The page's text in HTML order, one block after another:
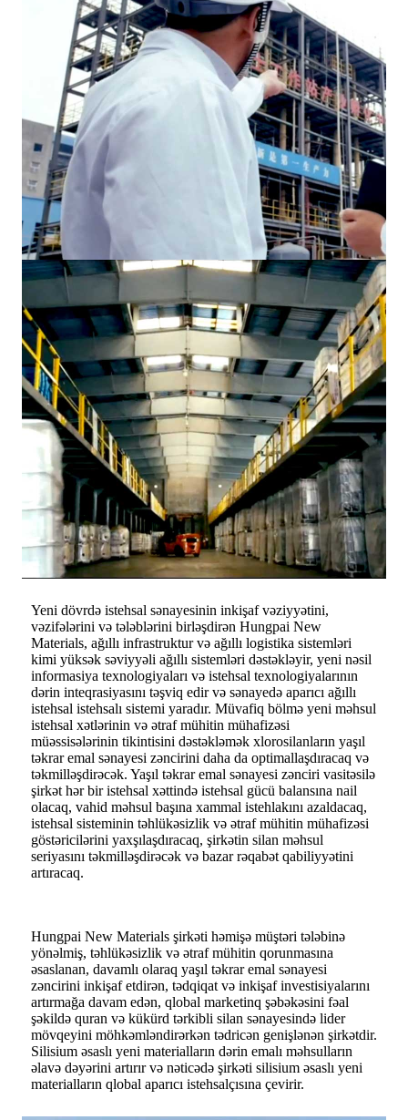
Yeni dövrdə istehsal sənayesinin inkişaf vəziyyətini,
vəzifələrini və tələblərini birləşdirən Hungpai New
Materials, ağıllı infrastruktur və ağıllı logistika sistemləri
kimi yüksək səviyyəli ağıllı sistemləri dəstəkləyir, yeni nəsil
informasiya texnologiyaları və istehsal texnologiyalarının
dərin inteqrasiyasını təşviq edir və sənayedə aparıcı ağıllı
istehsal istehsalı sistemi yaradır. Müvafiq bölmə yeni məhsul
istehsal xətlərinin və ətraf mühitin mühafizəsi
müəssisələrinin tikintisini dəstəkləmək xlorosilanların yaşıl
təkrar emal sənayesi zəncirini daha da optimallaşdıracaq və
təkmilləşdirəcək. Yaşıl təkrar emal sənayesi zənciri vasitəsilə
şirkət hər bir istehsal xəttində istehsal gücü balansına nail
olacaq, vahid məhsul başına xammal istehlakını azaldacaq,
istehsal sisteminin təhlükəsizlik və ətraf mühitin mühafizəsi
göstəricilərini yaxşılaşdıracaq, şirkətin silan məhsul
seriyasını təkmilləşdirəcək və bazar rəqabət qabiliyyətini
artıracaq.
Hungpai New Materials şirkəti həmişə müştəri tələbinə
yönəlmiş, təhlükəsizlik və ətraf mühitin qorunmasına
əsaslanan, davamlı olaraq yaşıl təkrar emal sənayesi
zəncirini inkişaf etdirən, tədqiqat və inkişaf investisiyalarını
artırmağa davam edən, qlobal marketinq şəbəkəsini fəal
şəkildə quran və kükürd tərkibli silan sənayesində lider
mövqeyini möhkəmləndirərkən tədricən genişlənən şirkətdir.
Silisium əsaslı yeni materialların dərin emalı məhsulların
əlavə dəyərini artırır və nəticədə şirkəti silisium əsaslı yeni
materialların qlobal aparıcı istehsalçısına çevirir.